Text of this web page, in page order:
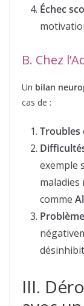
Échec
B. Chez
Un bilan
cas de :
Troubles
exemple
comme
III.